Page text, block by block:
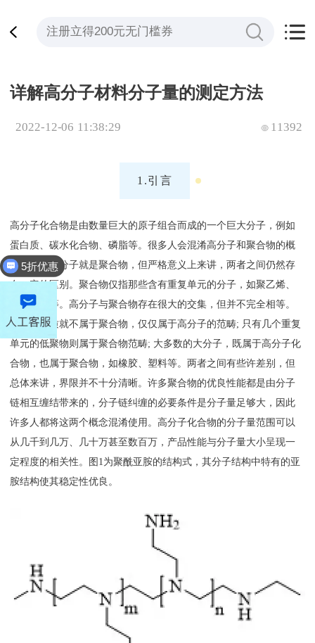
详解高分子材料分子量的测定方法
2022-12-06 11:38:29 11392
1.引言
高分子化合物是由数量巨大的原子组合而成的一个巨大分子，例如
蛋白质、碳水化合物、磷脂等。很多人会混淆高分子和聚合物的概
念，认为大分子就是聚合物，但严格意义上来讲，两者之间仍然存
在一定的区别。聚合物仅指那些含有重复单元的分子，如聚乙烯、
聚苯乙烯等。高分子与聚合物存在很大的交集，但并不完全相等。
例如蛋白质就不属于聚合物，仅仅属于高分子的范畴; 只有几个重复
单元的低聚物则属于聚合物范畴; 大多数的大分子，既属于高分子化
合物，也属于聚合物，如橡胶、塑料等。两者之间有些许差别，但
总体来讲，界限并不十分清晰。许多聚合物的优良性能都是由分子
链相互缠结带来的，分子链纠缠的必要条件是分子量足够大，因此
许多人都将这两个概念混淆使用。高分子化合物的分子量范围可以
从几千到几万、几十万甚至数百万，产品性能与分子量大小呈现一
定程度的相关性。图1为聚酰亚胺的结构式，其分子结构中特有的亚
胺结构使其稳定性优良。
5折优惠
全平台立减200